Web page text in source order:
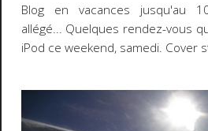
Blog en vacances jusqu'au
allégé... Quelques rendez-vous
iPod ce weekend, samedi. Cover